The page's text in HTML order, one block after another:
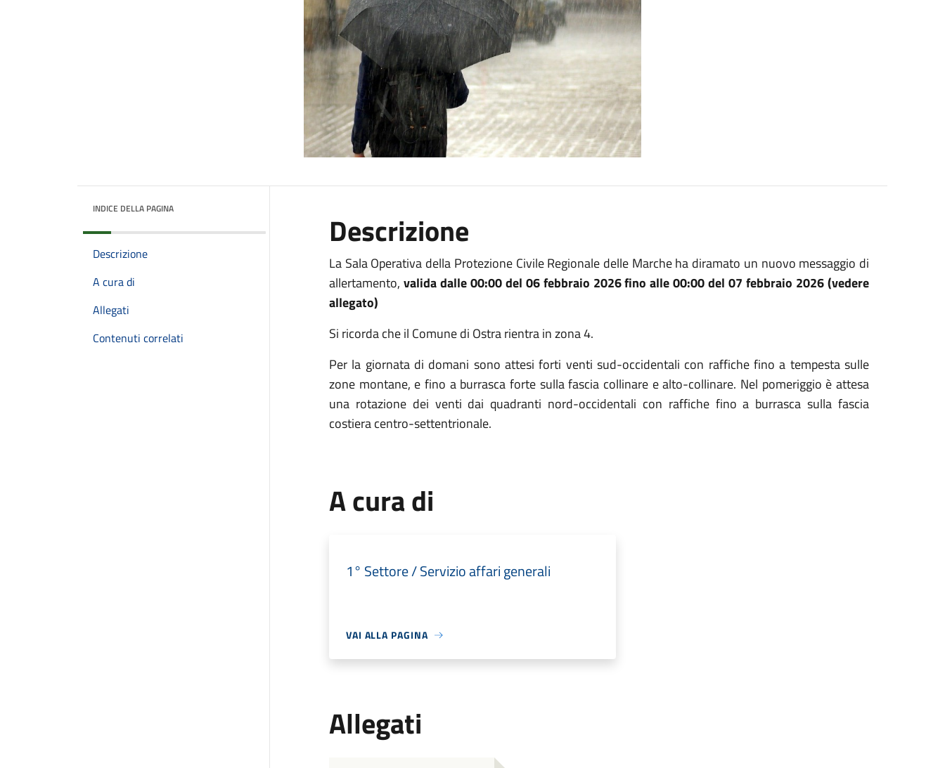
INDICE DELLA PAGINA
Descrizione
A cura di
Allegati
Contenuti correlati
Descrizione
La Sala Operativa della Protezione Civile Regionale delle Marche ha diramato un nuovo messaggio di
allertamento, valida dalle 00:00 del 06 febbraio 2026 fino alle 00:00 del 07 febbraio 2026 (vedere
allegato)
Si ricorda che il Comune di Ostra rientra in zona 4.
Per la giornata di domani sono attesi forti venti sud-occidentali con raffiche fino a tempesta sulle
zone montane, e fino a burrasca forte sulla fascia collinare e alto-collinare. Nel pomeriggio è attesa
una rotazione dei venti dai quadranti nord-occidentali con raffiche fino a burrasca sulla fascia
costiera centro-settentrionale.
A cura di
1° Settore / Servizio affari generali
VAI ALLA PAGINA
Allegati